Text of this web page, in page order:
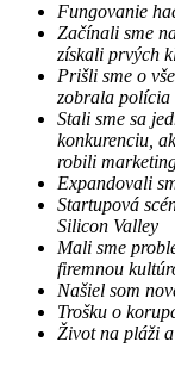
Fungovanie
Začínali sme
získali prvých
Prišli sme o
zobrala polícia
Stali sme sa
konkurenciu,
robili
Expandovali
Startupová
Silicon Valley
Mali sme
firemnou
Našiel som
Trošku o
Život na pláži